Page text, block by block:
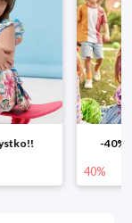
sztukę
25%